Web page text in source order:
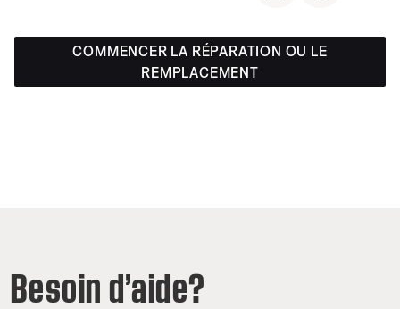
COMMENCER LA RÉPARATION OU LE
REMPLACEMENT
Besoin d’aide?